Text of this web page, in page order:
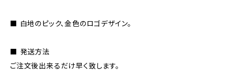
■ 白地のピック、金色のロゴデザイン。
■ 発送方法
ご注文後出来るだけ早く致します。